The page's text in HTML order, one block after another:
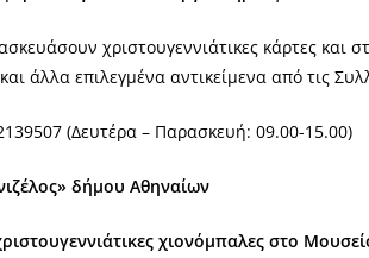
χριστουγεννιάτικες κάρτες και
άλλα επιλεγμένα αντικείμενα από τις
(Δευτέρα – Παρασκευή: 09.00-15.00)
δήμου Αθηναίων
χιονόμπαλες στο